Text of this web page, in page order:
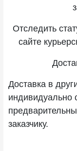
Отследить
сайте
Доставка в
индивидуально
заказчику.